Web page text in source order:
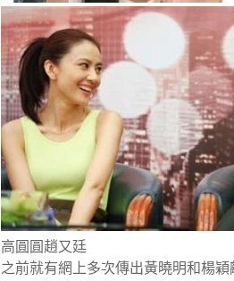
高圓圓趙又廷
之前就有網上多次傳出黃曉明和楊